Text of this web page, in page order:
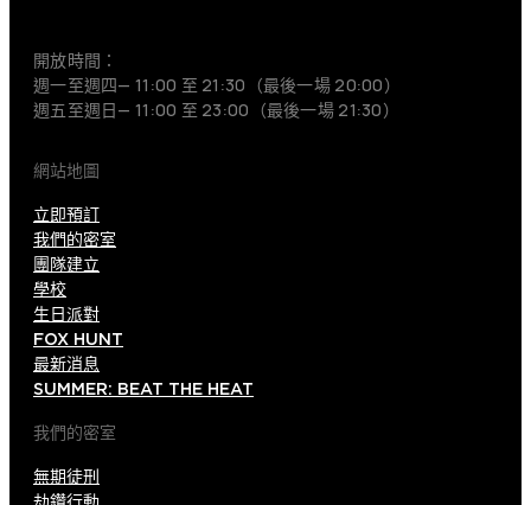
開放時間：
週一至週四— 11:00 至 21:30（最後一場 20:00）
週五至週日— 11:00 至 23:00（最後一場 21:30）
網站地圖
立即預訂
我們的密室
團隊建立
學校
生日派對
FOX HUNT
最新消息
SUMMER: BEAT THE HEAT
我們的密室
無期徒刑